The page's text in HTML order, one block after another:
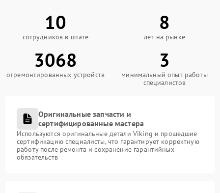
10
сотрудников в штате
8
лет на рынке
3068
отремонтированных устройств
3
минимальный опыт работы
специалистов
Оригинальные запчасти и
сертифицированные мастера
Используются оригинальные детали Viking и прошедшие
сертификацию специалисты, что гарантирует корректную
работу после ремонта и сохранение гарантийных
обязательств